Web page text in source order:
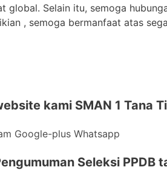
global. Selain itu, semoga
, semoga bermanfaat atas
kami SMAN 1 Tana
Google-plus Whatsapp
Seleksi PPDB